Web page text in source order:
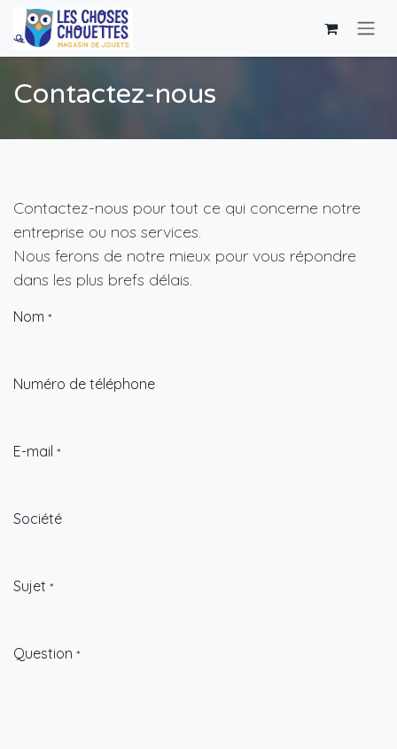
Se rendre au contenu
Contactez-nous
Contactez-nous pour tout ce qui concerne notre
entreprise ou nos services.
Nous ferons de notre mieux pour vous répondre
dans les plus brefs délais.
Nom *
Numéro de téléphone
E-mail *
Société
Sujet *
Question *